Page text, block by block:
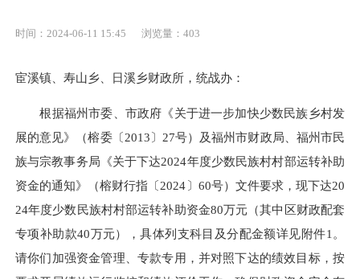
时间：2024-06-11 15:45 浏览量：403
宦溪镇、寿山乡、日溪乡财政所，统战办：
根据福州市委、市政府《关于进一步加快少数民族乡村发
展的意见》（榕委〔2013〕27号）及福州市财政局、福州市民
族与宗教事务局《关于下达2024年度少数民族村村部运转补助
资金的通知》（榕财行指〔2024〕60号）文件要求，现下达20
24年度少数民族村村部运转补助资金80万元（其中区财政配套
专项补助款40万元），具体列支科目及分配金额详见附件1。
请你们加强资金管理、专款专用，并对照下达的绩效目标，按